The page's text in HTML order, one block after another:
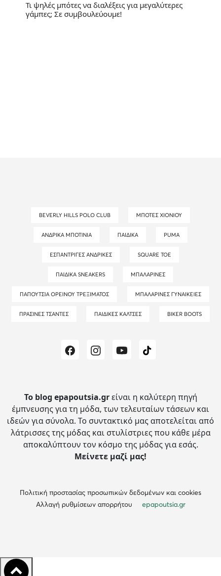
Τι ψηλές μπότες να διαλέξεις για μεγαλύτερες
γάμπες; Σε συμβουλεύουμε!
BEVERLY HILLS POLO CLUB ΜΠΌΤΕΣ ΧΙΟΝΙΟΎ
ΑΝΔΡΙΚΆ ΜΠΟΤΊΝΙΑ ΠΑΙΔΙΚΆ PUMA
ΕΣΠΑΝΤΡΊΓΕΣ ΑΝΔΡΙΚΈΣ SQUARE TOE
ΠΑΙΔΙΚΆ SNEAKERS ΜΠΑΛΑΡΊΝΕΣ
ΠΑΠΟΎΤΣΙΑ ΟΡΕΙΝΟΎ ΤΡΕΞΊΜΑΤΟΣ ΜΠΑΛΑΡΊΝΕΣ ΓΥΝΑΙΚΕΊΕΣ
ΠΡΆΣΙΝΕΣ ΤΣΆΝΤΕΣ ΠΑΙΔΙΚΈΣ ΚΆΛΤΣΕΣ BIKER BOOTS
Το blog epapoutsia.grείναι η καλύτερη πηγή
έμπνευσης για τη μόδα, των τελευταίων τάσεων και
ιδεών για σύνολα. Το συντακτικό μας αποτελείται από
λάτρισσες της μόδας και στυλίστριες που κάθε μέρα
αποκαλύπτουν τον κόσμο της μόδας για εσάς.
Μείνετε μαζί μας!
Πολιτική προστασίας προσωπικών δεδομένων και cookies
Αλλαγή ρυθμίσεων απορρήτου
epapoutsia.gr